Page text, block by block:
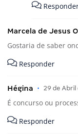
Marcela de Jesus
Gostaria de saber
Responder
Hégina • 29 de Abril
É concurso ou
Responder